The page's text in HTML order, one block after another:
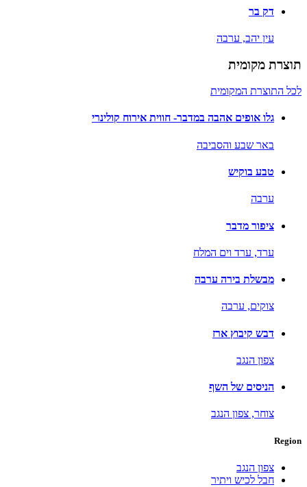
דק בר
עין יהב, ערבה
תוצרת מקומית
לכל התוצרת המקומית
גלו אופים אהבה במדבר- חווית אירוח קולינרי
באר שבע והסביבה
טבע בוקיש
ערבה
ציפור מדבר
ערד, ערד וים המלח
מבשלת בירה ערבה
צוקים, ערבה
דבש קיבוץ ארז
צפון הנגב
הניסים של השף
צוחר, צפון הנגב
Region
צפון הנגב
חבל לכיש ויתיר